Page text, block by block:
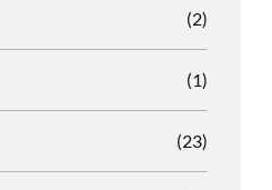
(2)
(1)
(23)